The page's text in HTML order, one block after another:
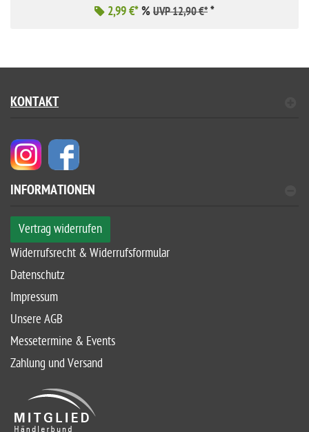
2,99 €*% UVP 12,90 €* *
KONTAKT
INFORMATIONEN
Vertrag widerrufen
Widerrufsrecht & Widerrufsformular
Datenschutz
Impressum
Unsere AGB
Messetermine & Events
Zahlung und Versand